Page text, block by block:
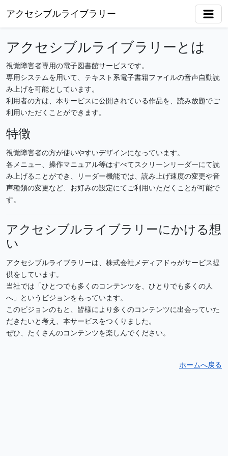
アクセシブルライブラリー
アクセシブルライブラリーとは
視覚障害者専用の電子図書館サービスです。
専用システムを用いて、テキスト系電子書籍ファイルの音声自動読
み上げを可能としています。
利用者の方は、本サービスに公開されている作品を、読み放題でご
利用いただくことができます。
特徴
視覚障害者の方が使いやすいデザインになっています。
各メニュー、操作マニュアル等はすべてスクリーンリーダーにて読
み上げることができ、リーダー機能では、読み上げ速度の変更や音
声種類の変更など、お好みの設定にてご利用いただくことが可能で
す。
アクセシブルライブラリーにかける想
い
アクセシブルライブラリーは、株式会社メディアドゥがサービス提
供をしています。
当社では「ひとつでも多くのコンテンツを、ひとりでも多くの人
へ」というビジョンをもっています。
このビジョンのもと、皆様により多くのコンテンツに出会っていた
だきたいと考え、本サービスをつくりました。
ぜひ、たくさんのコンテンツを楽しんでください。
ホームへ戻る